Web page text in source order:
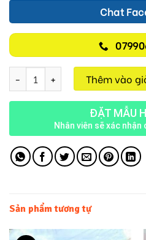
Chat
Lan Hồ Điệp M702 số lượng
Thêm vào
ĐẶT MẪU
Nhân viên sẽ xác
Sản phẩm tương tự